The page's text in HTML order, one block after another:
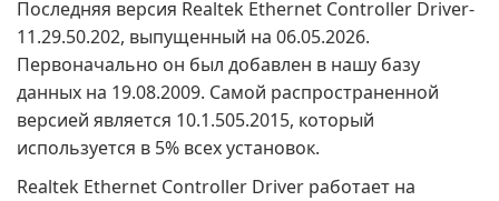
Последняя версия Realtek Ethernet Controller Driver-
11.29.50.202, выпущенный на 06.05.2026.
Первоначально он был добавлен в нашу базу
данных на 19.08.2009. Самой распространенной
версией является 10.1.505.2015, который
используется в 5% всех установок.
Realtek Ethernet Controller Driver работает на